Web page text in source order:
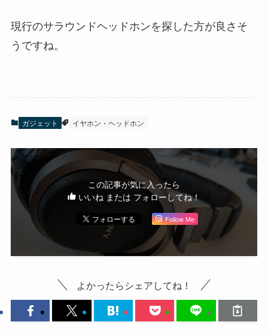
現行のサラウンドヘッドホンを探した方が良さそ
うですね。
ガジェット イヤホン・ヘッドホン
この記事が気に入ったら
いいね または フォローしてね！
Follow Me
よかったらシェアしてね！